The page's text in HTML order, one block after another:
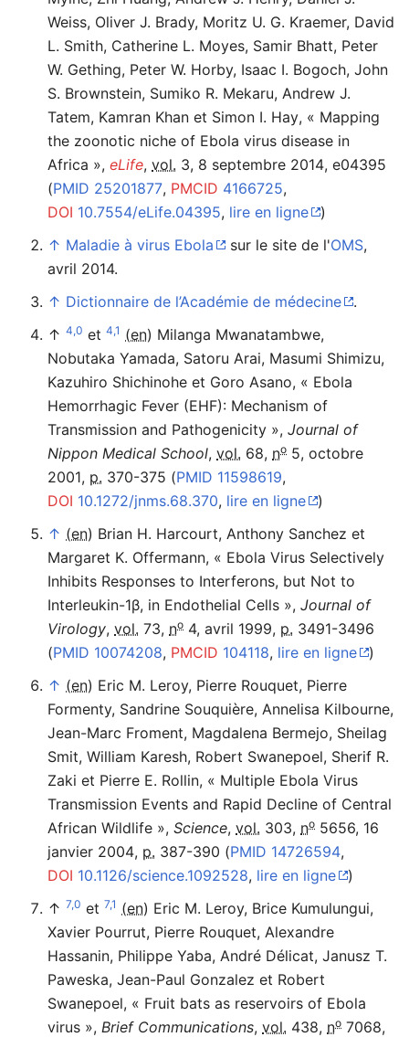
autre
Weiss, Oliver J. Brady, Moritz U. G. Kraemer, David
L. Smith, Catherine L. Moyes, Samir Bhatt, Peter
W. Gething, Peter W. Horby, Isaac I. Bogoch, John
S. Brownstein, Sumiko R. Mekaru, Andrew J.
Tatem, Kamran Khan et Simon I. Hay, « Mapping
the zoonotic niche of Ebola virus disease in
Africa », eLife, vol. 3,‎ 8 septembre 2014, e04395
(PMID 25201877, PMCID 4166725,
DOI 10.7554/eLife.04395, lire en ligne
)
↑ Maladie à virus Ebola sur le site de l'OMS,
avril 2014.
↑ Dictionnaire de l’Académie de médecine
.
↑ 4,0 et 4,1 (en) Milanga Mwanatambwe,
Nobutaka Yamada, Satoru Arai, Masumi Shimizu,
Kazuhiro Shichinohe et Goro Asano, « Ebola
Hemorrhagic Fever (EHF): Mechanism of
Transmission and Pathogenicity », Journal of
Nippon Medical School, vol. 68, no 5,‎ octobre
2001, p. 370-375 (PMID 11598619,
DOI 10.1272/jnms.68.370, lire en ligne
)
↑ (en) Brian H. Harcourt, Anthony Sanchez et
Margaret K. Offermann, « Ebola Virus Selectively
Inhibits Responses to Interferons, but Not to
Interleukin-1β, in Endothelial Cells », Journal of
Virology, vol. 73, no 4,‎ avril 1999, p. 3491-3496
(PMID 10074208, PMCID 104118, lire en ligne
)
↑ (en) Eric M. Leroy, Pierre Rouquet, Pierre
Formenty, Sandrine Souquière, Annelisa Kilbourne,
Jean-Marc Froment, Magdalena Bermejo, Sheilag
Smit, William Karesh, Robert Swanepoel, Sherif R.
Zaki et Pierre E. Rollin, « Multiple Ebola Virus
Transmission Events and Rapid Decline of Central
African Wildlife », Science, vol. 303, no 5656,‎ 16
janvier 2004, p. 387-390 (PMID 14726594,
DOI 10.1126/science.1092528, lire en ligne
)
↑ 7,0 et 7,1 (en) Eric M. Leroy, Brice Kumulungui,
Xavier Pourrut, Pierre Rouquet, Alexandre
Hassanin, Philippe Yaba, André Délicat, Janusz T.
Paweska, Jean-Paul Gonzalez et Robert
Swanepoel, « Fruit bats as reservoirs of Ebola
virus », Brief Communications, vol. 438, no 7068,‎